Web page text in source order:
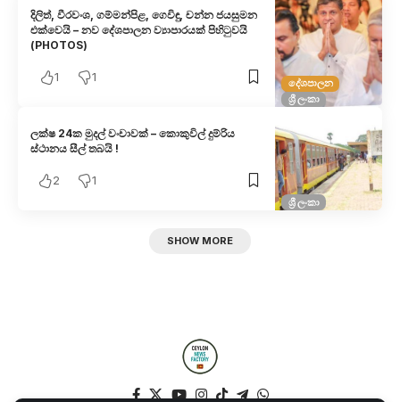
දේශපාලන
ශ්‍රී ලංකා
දිලිත්, වීරවංශ, ගම්මන්පිළ, ගෙවිඳු, චන්න ජයසුමන
එක්වෙයි – නව දේශපාලන ව්‍යාපාරයක් පිහිටුවයි
(PHOTOS)
1 1
ශ්‍රී ලංකා
ලක්ෂ 24ක මුදල් වංචාවක් – කොකුවිල් දුම්රිය
ස්ථානය සීල් තබයි !
2 1
SHOW MORE